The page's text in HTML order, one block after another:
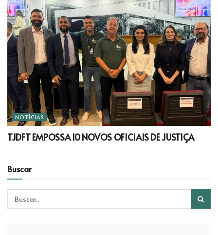
NOTÍCIAS
TJDFT EMPOSSA 10 NOVOS OFICIAIS DE JUSTIÇA
Buscar